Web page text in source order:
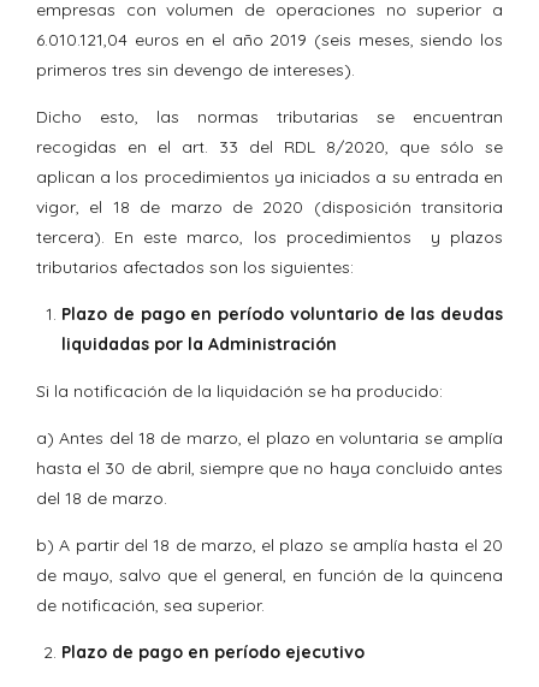
empresas con volumen de operaciones no superior a
6.010.121,04 euros en el año 2019 (seis meses, siendo los
primeros tres sin devengo de intereses).
Dicho esto, las normas tributarias se encuentran
recogidas en el art. 33 del RDL 8/2020, que sólo se
aplican a los procedimientos ya iniciados a su entrada en
vigor, el 18 de marzo de 2020 (disposición transitoria
tercera). En este marco, los procedimientos y plazos
tributarios afectados son los siguientes:
Plazo de pago en período voluntario de las deudas
liquidadas por la Administración
Si la notificación de la liquidación se ha producido:
a) Antes del 18 de marzo, el plazo en voluntaria se amplía
hasta el 30 de abril, siempre que no haya concluido antes
del 18 de marzo.
b) A partir del 18 de marzo, el plazo se amplía hasta el 20
de mayo, salvo que el general, en función de la quincena
de notificación, sea superior.
Plazo de pago en período ejecutivo